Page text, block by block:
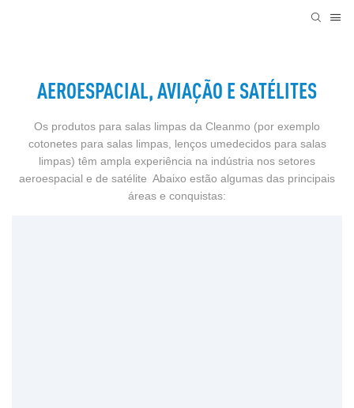
AEROESPACIAL, AVIAÇÃO E SATÉLITES
Os produtos para salas limpas da Cleanmo (por exemplo
cotonetes para salas limpas, lenços umedecidos para salas
limpas) têm ampla experiência na indústria nos setores
aeroespacial e de satélite Abaixo estão algumas das principais
áreas e conquistas: